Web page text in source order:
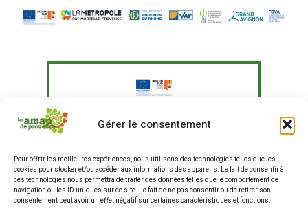
Gérer le consentement
Pour offrir les meilleures expériences, nous utilisons des technologies telles que les
cookies pour stocker et/ou accéder aux informations des appareils. Le fait de consentir à
ces technologies nous permettra de traiter des données telles que le comportement de
navigation ou les ID uniques sur ce site. Le fait de ne pas consentir ou de retirer son
consentement peut avoir un effet négatif sur certaines caractéristiques et fonctions.
Le Fonds Européen Agricole pour le
d'actions visant à "Agir pour une
alimentation plus durable en
entreprises et restauration hors
domicile, et renforcer les liens entre